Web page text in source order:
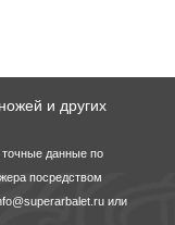
и других
данные по
посредством
или